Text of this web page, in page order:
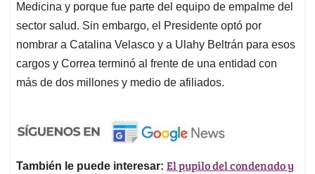
Medicina y porque fue parte del equipo de empalme del
sector salud. Sin embargo, el Presidente optó por
nombrar a Catalina Velasco y a Ulahy Beltrán para esos
cargos y Correa terminó al frente de una entidad con
más de dos millones y medio de afiliados.
También le puede interesar: El pupilo del condenado y